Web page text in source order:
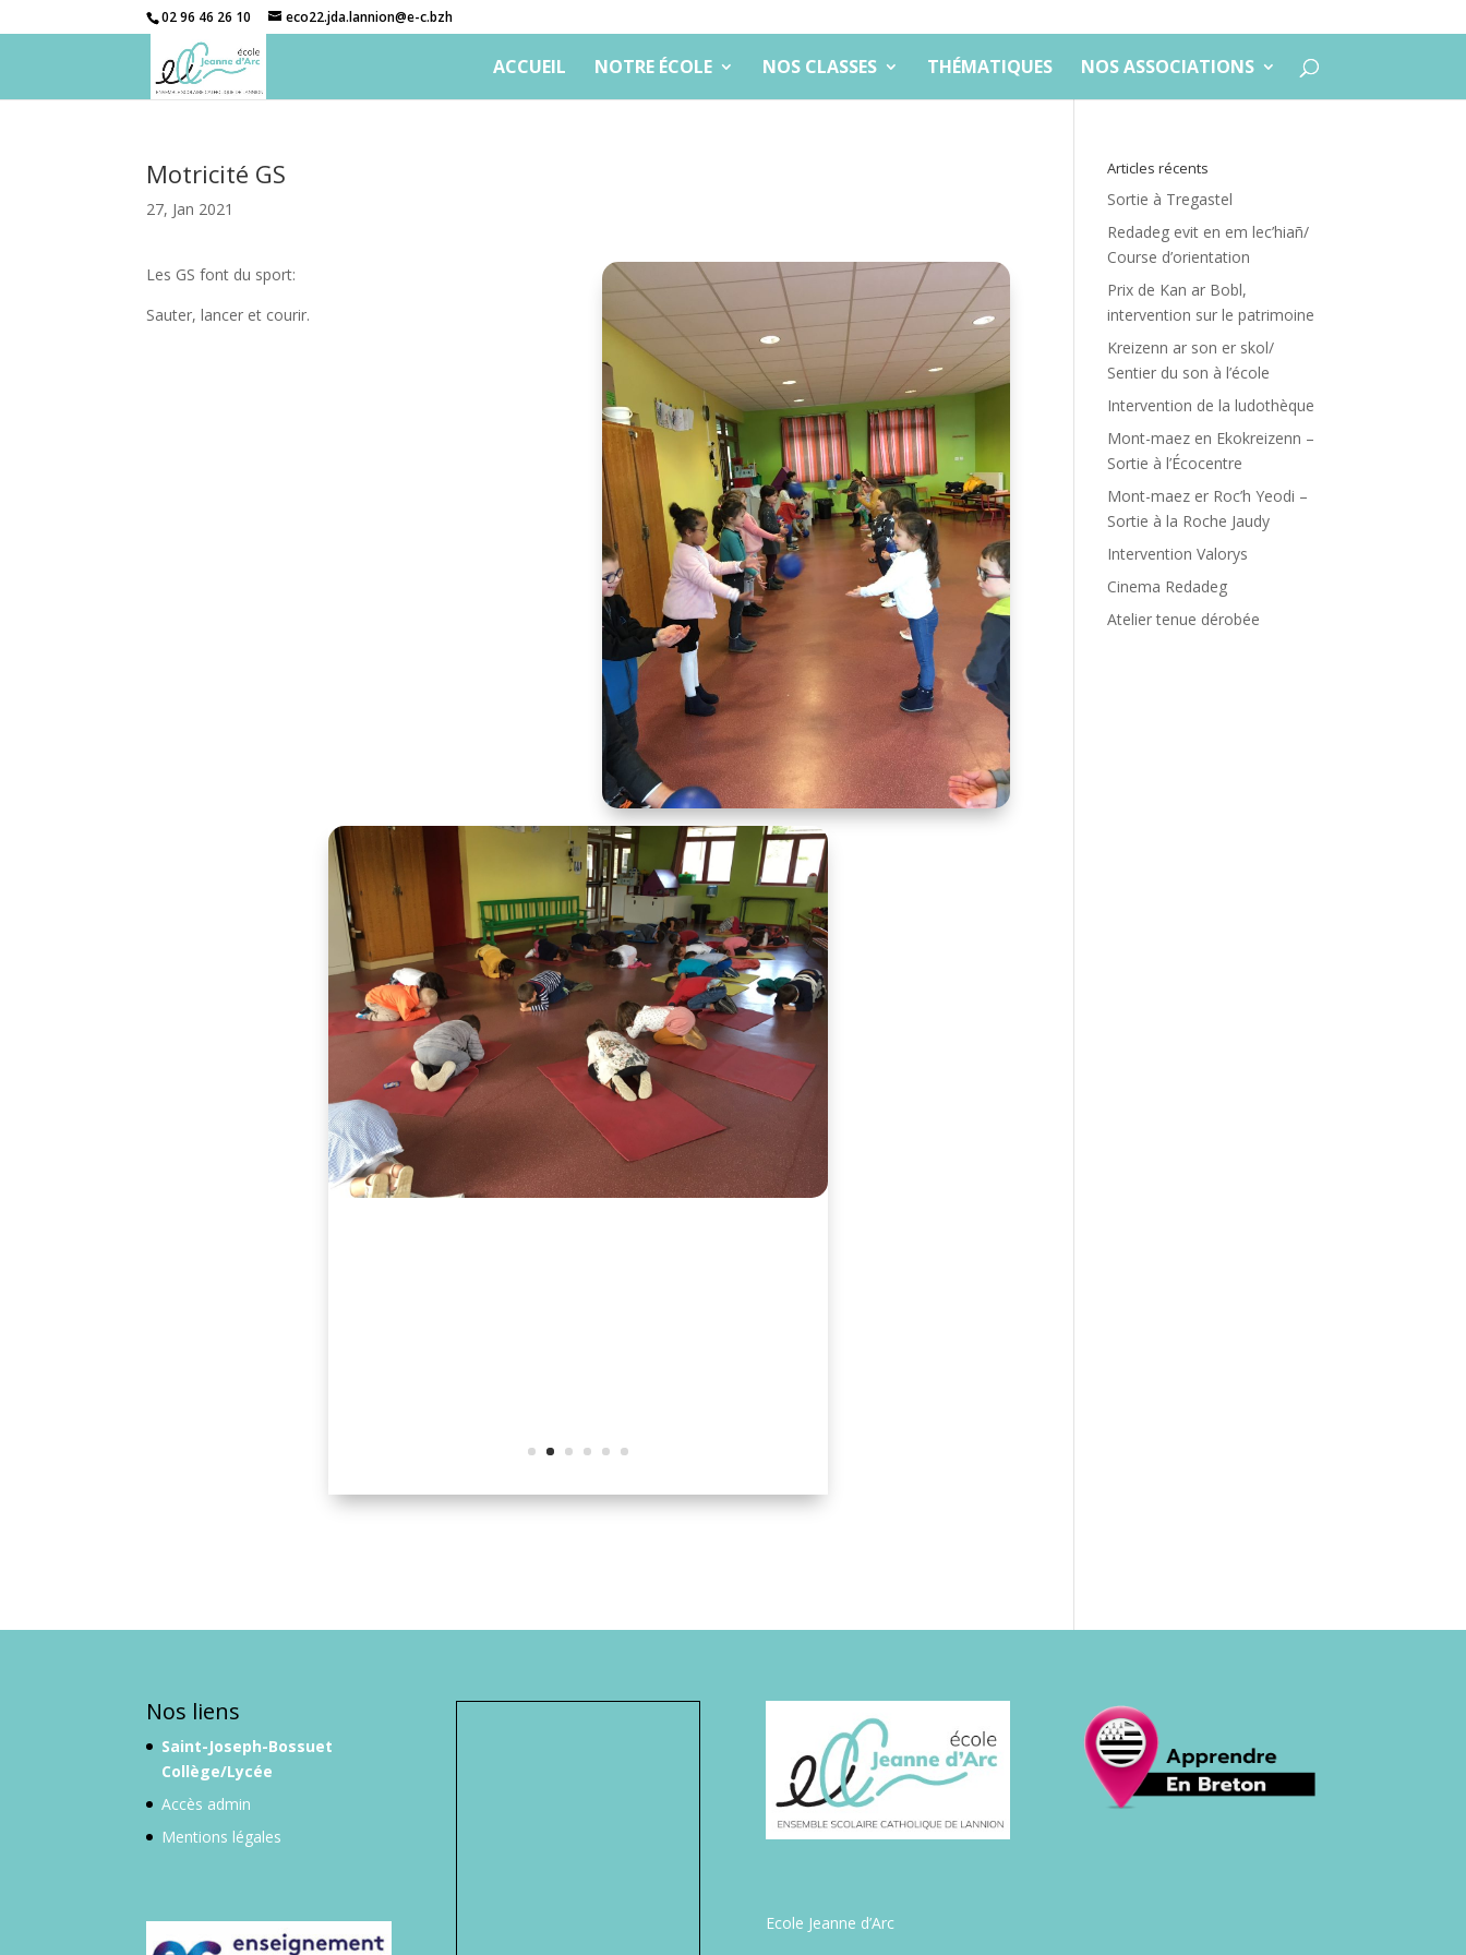
02 96 46 26 10 eco22.jda.lannion@e-c.bzh
ACCUEIL NOTRE ÉCOLE NOS CLASSES THÉMATIQUES NOS ASSOCIATIONS
Motricité GS
27, Jan 2021
Les GS font du sport:
Sauter, lancer et courir.
Articles récents
Sortie à Tregastel
Redadeg evit en em lec’hiañ/
Course d’orientation
Prix de Kan ar Bobl,
intervention sur le patrimoine
Kreizenn ar son er skol/
Sentier du son à l’école
Intervention de la ludothèque
Mont-maez en Ekokreizenn –
Sortie à l’Écocentre
Mont-maez er Roc’h Yeodi –
Sortie à la Roche Jaudy
Intervention Valorys
Cinema Redadeg
Atelier tenue dérobée
Ecole Jeanne d’Arc
22 300 Lannion
Tel : 02.96.46.26.10
Apel Jeanne D’Arc